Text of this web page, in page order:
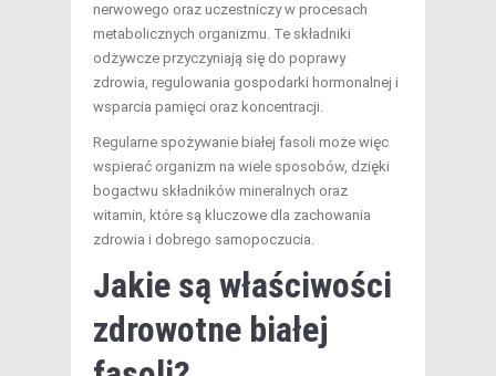
nerwowego oraz uczestniczy w procesach
metabolicznych organizmu. Te składniki
odżywcze przyczyniają się do poprawy
zdrowia, regulowania gospodarki hormonalnej i
wsparcia pamięci oraz koncentracji.
Regularne spożywanie białej fasoli może więc
wspierać organizm na wiele sposobów, dzięki
bogactwu składników mineralnych oraz
witamin, które są kluczowe dla zachowania
zdrowia i dobrego samopoczucia.
Jakie są właściwości
zdrowotne białej